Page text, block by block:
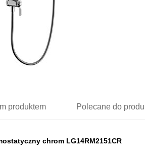
produktem Polecane do
chrom LG14RM2151CR